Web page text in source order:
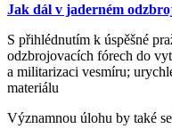
Jak dál v jaderném
S přihlédnutím k úspěšné
odzbrojovacích fórech do
a militarizaci vesmíru;
materiálu
Významnou úlohu by také